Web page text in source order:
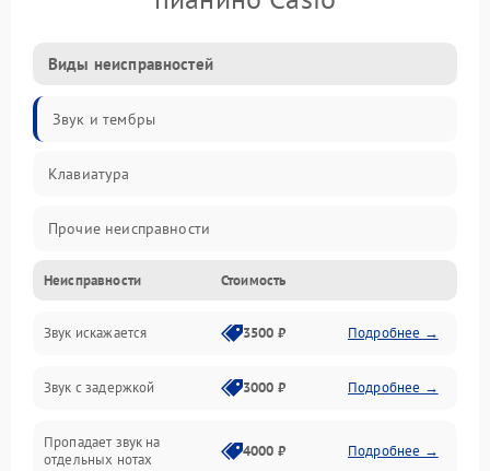
Виды неисправностей
Звук и тембры
Клавиатура
Прочие неисправности
Включение и работа
Управление и электроника
Подключения и интерфейсы
Педали и стойка
Неисправности Стоимость
Звук искажается 3500 ₽ Подробнее →
Звук с задержкой 3000 ₽ Подробнее →
Пропадает звук на
отдельных нотах
4000 ₽ Подробнее →